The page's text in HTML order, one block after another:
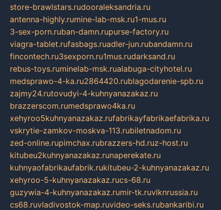
store-brawlstars.rudooraleksandria.ru
antenna-highly.rumine-lab-msk.ru1-mus.ru
3-sex-porn.ruban-damn.rupurse-factory.ru
viagra-tablet.rufasbags.ruadler-jun.rubandamn.ru
fincontech.ru3sexporn.ru1mus.rudarksand.ru
rebus-toys.ruminelab-msk.rualabuga-cityhotel.ru
medsprawo-4-ka.ru2864420.rublagodarenie-spb.ru
zajmy24.rutovudyi-4-kuhnyanazakaz.ru
brazzerscom.rumedsprawo4ka.ru
xehyroo5kuhnyanazakaz.rufabrikayfabrikaefabrika.ru
vskrytie-zamkov-moskva-113.rubiletnadom.ru
zed-online.rupimchax.rubrazzers-hd.ruz-host.ru
kitubeu2kuhnyanazakaz.runaperekate.ru
kuhnyaofabrikaufabrik.rukitubeu-2-kuhnyanazakaz.ru
xehyroo-5-kuhnyanazakaz.rucs-68.ru
guzywia-4-kuhnyanazakaz.rumir-tk.ruvlknrussia.ru
cs68.ruvladivostok-map.ruvideo-seks.rubankaribi.ru